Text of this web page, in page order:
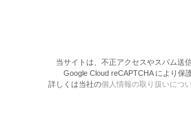
当サイトは、不正アクセスやスパム送
Google Cloud reCAPTCHA により保
詳しくは当社の個人情報の取り扱いにつ